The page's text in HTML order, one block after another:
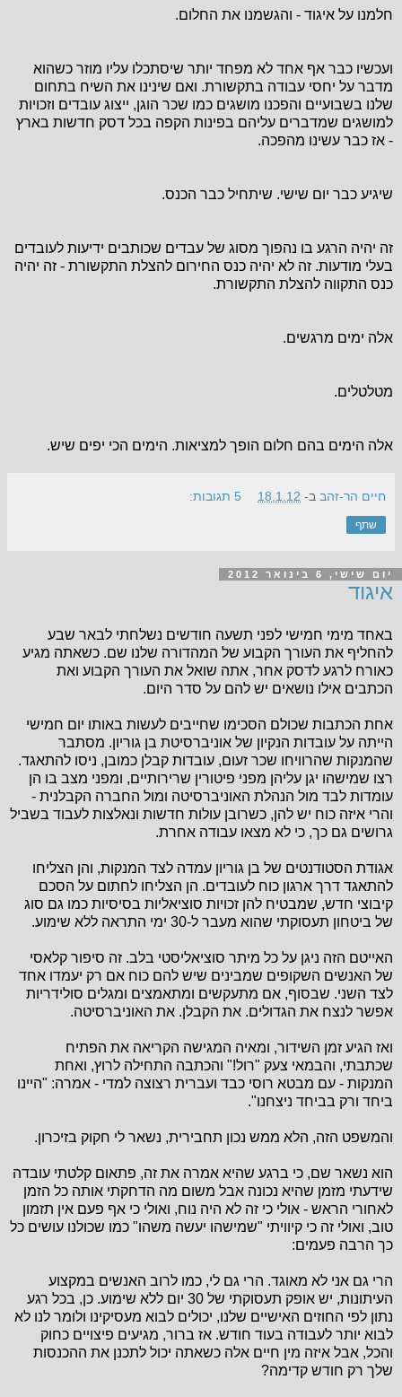
חלמנו על איגוד - והגשמנו את החלום.
ועכשיו כבר אף אחד לא מפחד יותר שיסתכלו עליו מוזר כשהוא
מדבר על יחסי עבודה בתקשורת. ואם שינינו את השיח בתחום
שלנו בשבועיים והפכנו מושגים כמו שכר הוגן, ייצוג עובדים וזכויות
למושגים שמדברים עליהם בפינות הקפה בכל דסק חדשות בארץ
- אז כבר עשינו מהפכה.
שיגיע כבר יום שישי. שיתחיל כבר הכנס.
זה יהיה הרגע בו נהפוך מסוג של עבדים שכותבים ידיעות לעובדים
בעלי מודעות. זה לא יהיה כנס החירום להצלת התקשורת - זה יהיה
כנס התקווה להצלת התקשורת.
אלה ימים מרגשים.
מטלטלים.
אלה הימים בהם חלום הופך למציאות. הימים הכי יפים שיש.
חיים הר-זהב ב- 18.1.12 5 תגובות:
שתף
יום שישי, 6 בינואר 2012
איגוד
באחד מימי חמישי לפני תשעה חודשים נשלחתי לבאר שבע
להחליף את העורך הקבוע של המהדורה שלנו שם. כשאתה מגיע
כאורח לרגע לדסק אחר, אתה שואל את העורך הקבוע ואת
הכתבים אילו נושאים יש להם על סדר היום.
אחת הכתבות שכולם הסכימו שחייבים לעשות באותו יום חמישי
הייתה על עובדות הנקיון של אוניברסיטת בן גוריון. מסתבר
שהמנקות שהרוויחו שכר זעום, עובדות קבלן כמובן, ניסו להתאגד.
רצו שמישהו יגן עליהן מפני פיטורין שרירותיים, ומפני מצב בו הן
עומדות לבד מול הנהלת האוניברסיטה ומול החברה הקבלנית -
והרי איזה כוח יש להן, כשרובן עולות חדשות ונאלצות לעבוד בשביל
גרושים גם כך, כי לא מצאו עבודה אחרת.
אגודת הסטודנטים של בן גוריון עמדה לצד המנקות, והן הצליחו
להתאגד דרך ארגון כוח לעובדים. הן הצליחו לחתום על הסכם
קיבוצי חדש, שמבטיח להן זכויות סוציאליות בסיסיות כמו גם סוג
של ביטחון תעסוקתי שהוא מעבר ל-30 ימי התראה ללא שימוע.
האייטם הזה ניגן על כל מיתר סוציאליסטי בלב. זה סיפור קלאסי
של האנשים השקופים שמבינים שיש להם כוח אם רק יעמדו אחד
לצד השני. שבסוף, אם מתעקשים ומתאמצים ומגלים סולידריות
אפשר לנצח את הגדולים. את הקבלן. את האוניברסיטה.
ואז הגיע זמן השידור, ומאיה המגישה הקריאה את הפתיח
שכתבתי, והבמאי צעק "רול!" והכתבה התחילה לרוץ, ואחת
המנקות - עם מבטא רוסי כבד ועברית רצוצה למדי - אמרה: "היינו
ביחד ורק בביחד ניצחנו".
והמשפט הזה, הלא ממש נכון תחבירית, נשאר לי חקוק בזיכרון.
הוא נשאר שם, כי ברגע שהיא אמרה את זה, פתאום קלטתי עובדה
שידעתי מזמן שהיא נכונה אבל משום מה הדחקתי אותה כל הזמן
לאחורי הראש - אולי כי זה לא היה נוח, ואולי כי אף פעם אין תזמון
טוב, ואולי זה כי קיוויתי "שמישהו יעשה משהו" כמו שכולנו עושים כל
כך הרבה פעמים:
הרי גם אני לא מאוגד. הרי גם לי, כמו לרוב האנשים במקצוע
העיתונות, יש אופק תעסוקתי של 30 יום ללא שימוע. כן, בכל רגע
נתון לפי החוזים האישיים שלנו, יכולים לבוא מעסיקינו ולומר לנו לא
לבוא יותר לעבודה בעוד חודש. אז ברור, מגיעים פיצויים כחוק
והכל, אבל איזה מין חיים אלה כשאתה יכול לתכנן את ההכנסות
שלך רק חודש קדימה?